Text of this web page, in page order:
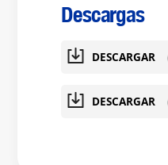
Descargas
DESCARGAR
DESCARGAR